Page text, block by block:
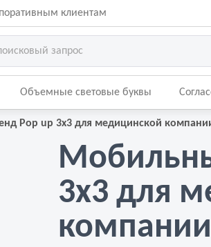
клиентам
Объемные световые буквы
Pop up 3х3 для медицинской
3х3 для
компании